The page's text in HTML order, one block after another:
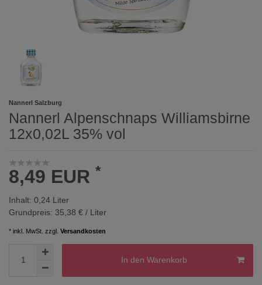
Nannerl Salzburg
Nannerl Alpenschnaps Williamsbirne
12x0,02L 35% vol
8,49 EUR *
Inhalt: 0,24 Liter
Grundpreis: 35,38 € / Liter
* inkl. MwSt. zzgl. Versandkosten
In den Warenkorb